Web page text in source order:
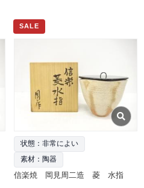
SALE
状態：非常によい
素材：陶器
信楽焼 岡見周二造 菱 水指